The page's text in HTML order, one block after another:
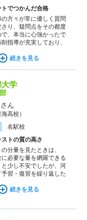
でつかんだ合格
方々が常に優しく質問
さり、疑問点をその都度
、本当に心強かったで
指導が充実しており、
毎週丁寧に添削していた
た。
続きを見る
学
ん
高校）
名駅校
トの質の高さ
分量を見たときは、
に必要な量を網羅できる
少し不安でしたが、河
習・復習を繰り返した
。河合塾のテキストは最
続きを見る